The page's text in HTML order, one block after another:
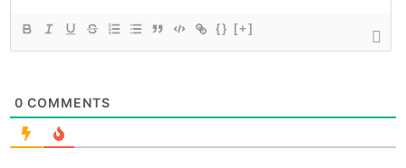
{} [+]
0 COMMENTS